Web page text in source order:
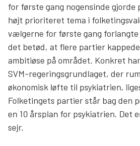
for første gang nogensinde gjorde
højt prioriteret tema i
vælgerne for første gang forlangte
det betød, at flere partier
ambitiøse på området. Konkret
SVM-regeringsgrundlaget, der
økonomisk løfte til psykiatrien,
Folketingets partier står bag den
en 10 årsplan for psykiatrien. Det
sejr.